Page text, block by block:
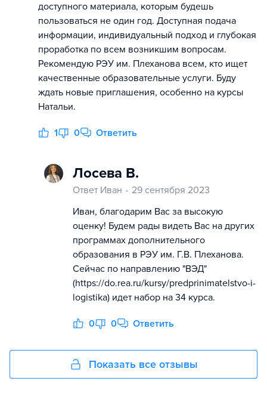
доступного материала, которым будешь
пользоваться не один год. Доступная подача
информации, индивидуальный подход и глубокая
проработка по всем возникшим вопросам.
Рекомендую РЭУ им. Плеханова всем, кто ищет
качественные образовательные услуги. Буду
ждать новые приглашения, особенно на курсы
Натальи.
1 0 Ответить
Лосева В.
Ответ Иван
29 сентября 2023
Иван, благодарим Вас за высокую
оценку! Будем рады видеть Вас на других
программах дополнительного
образования в РЭУ им. Г.В. Плеханова.
Сейчас по направлению "ВЭД"
(https://do.rea.ru/kursy/predprinimatelstvo-i-
logistika) идет набор на 34 курса.
0 0 Ответить
Показать все отзывы